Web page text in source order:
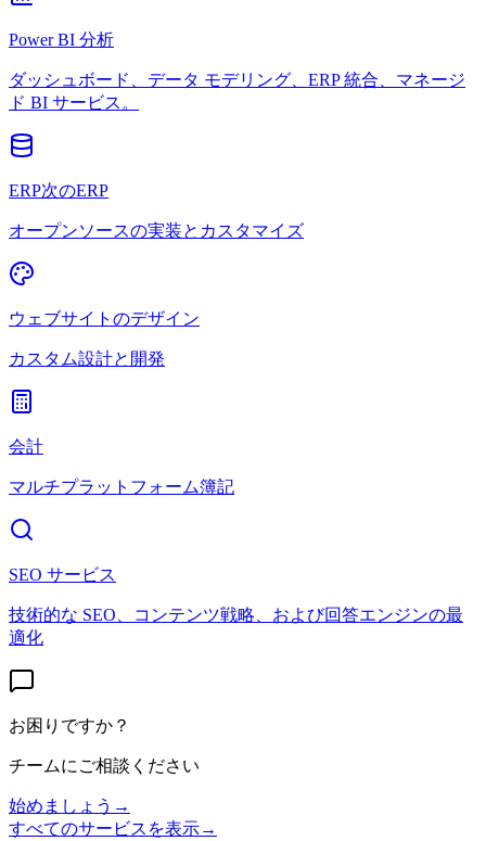
Power BI 分析
ダッシュボード、データ モデリング、ERP 統合、マネージ
ド BI サービス。
ERP次のERP
オープンソースの実装とカスタマイズ
ウェブサイトのデザイン
カスタム設計と開発
会計
マルチプラットフォーム簿記
SEO サービス
技術的な SEO、コンテンツ戦略、および回答エンジンの最
適化
お困りですか？
チームにご相談ください
始めましょう →
すべてのサービスを表示→